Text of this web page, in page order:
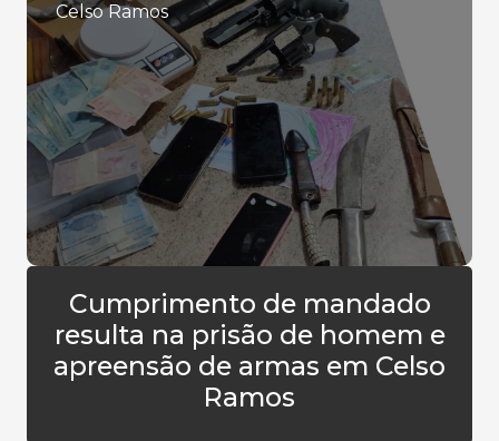
Celso Ramos
Cumprimento de mandado
resulta na prisão de homem e
apreensão de armas em Celso
Ramos